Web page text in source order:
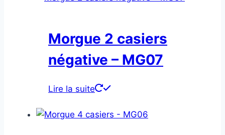
Morgue 2 casiers
négative – MG07
Lire la suite